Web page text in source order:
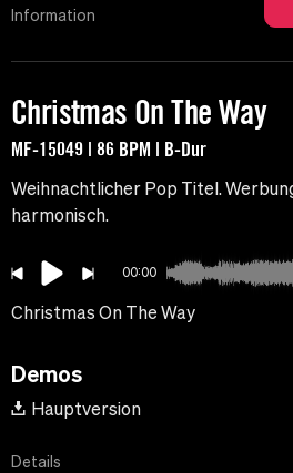
Information
Christmas On The Way
MF-15049 | 86 BPM | B-Dur
Weihnachtlicher Pop Titel.
harmonisch.
00:00
Christmas On The Way
Demos
Hauptversion
Details